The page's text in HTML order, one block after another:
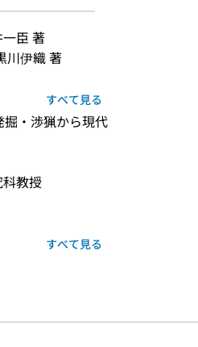
臣 著
川伊織 著
すべて見る
・渉猟から現代
教授
すべて見る